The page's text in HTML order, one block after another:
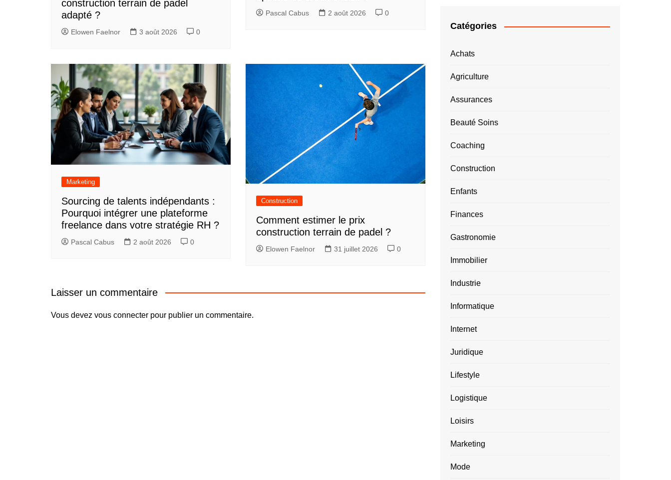
construction terrain de padel
adapté ?
Elowen Faelnor 3 août 2026 0
Pascal Cabus 2 août 2026 0
Marketing
Sourcing de talents indépendants :
Pourquoi intégrer une plateforme
freelance dans votre stratégie RH ?
Pascal Cabus 2 août 2026 0
Construction
Comment estimer le prix
construction terrain de padel ?
Elowen Faelnor 31 juillet 2026 0
Laisser un commentaire
Vous devez vous connecter pour publier un commentaire.
Catégories
Achats
Agriculture
Assurances
Beauté Soins
Coaching
Construction
Enfants
Finances
Gastronomie
Immobilier
Industrie
Informatique
Internet
Juridique
Lifestyle
Logistique
Loisirs
Marketing
Mode